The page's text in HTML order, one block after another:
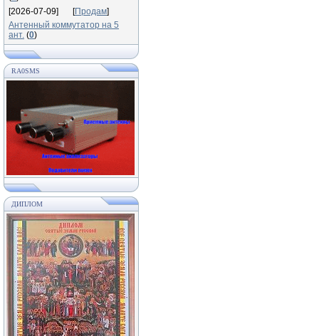
[2026-07-09]
[Продам]
Антенный коммутатор на 5
ант. (0)
RA0SMS
ДИПЛОМ